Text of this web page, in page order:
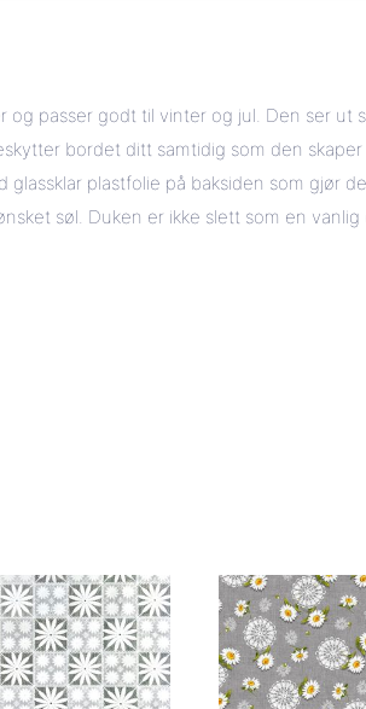
og passer godt til vinter og jul. Den ser
bordet ditt samtidig som den
plastfolie på baksiden som gjør
søl. Duken er ikke slett som en